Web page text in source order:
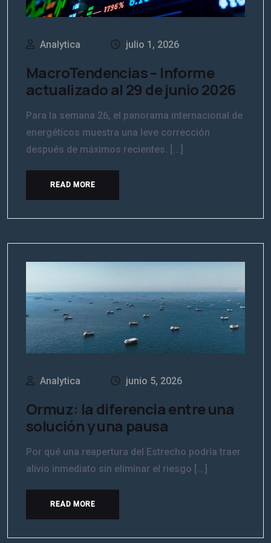
Analytica julio 1, 2026
MacroTendencias – Informe
actualizado al 29 de junio 2026
Para la semana 26, el panorama internacional de
energéticos muestra una leve corrección
después de máximos recientes. [...]
READ MORE
Analytica junio 5, 2026
Ormuz: la diferencia entre una
solución y una pausa
Por qué una reapertura del Estrecho podría traer
alivio inmediato sin eliminar el riesgo [...]
READ MORE